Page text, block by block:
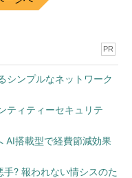
PR
シンプルなネットワーク
ティティーセキュリテ
AI搭載型で経費節減効果
手? 報われない情シスのた